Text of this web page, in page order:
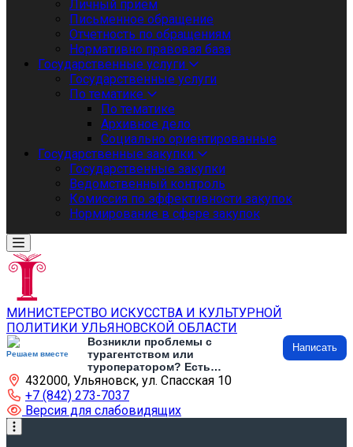
Личный приём
Письменное обращение
Отчетность по обращениям
Нормативно правовая база
Государственные услуги
Государственные услуги
По тематике
По тематике
Архивное дело
Социально ориентированные
Государственные закупки
Государственные закупки
Ведомственный контроль
Комиссия по эффективности закупок
Нормирование в сфере закупок
МИНИСТЕРСТВО ИСКУССТВА И КУЛЬТУРНОЙ
ПОЛИТИКИ УЛЬЯНОВСКОЙ ОБЛАСТИ
Решаем вместе
Возникли проблемы с
турагентством или
туроператором? Есть
предложения по развитию
туризма и туристической
инфраструктуры? Напишите об
этом
Написать
432000, Ульяновск, ул. Спасская 10
+7 (842) 273-7037
Версия для слабовидящих